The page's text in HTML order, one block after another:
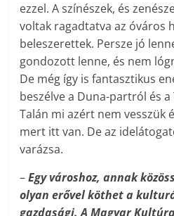
ezzel. A színészek, és
voltak ragadtatva az óváros
beleszerettek. Persze jó
gondozott lenne, és nem
De még így is fantasztikus
beszélve a Duna-partról és
Talán mi azért nem vesszük
mert itt van. De az
varázsa.
–Egy városhoz, annak
olyan erővel köthet a
gazdasági. A Magyar